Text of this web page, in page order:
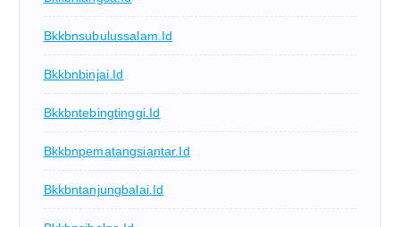
Bkkbnsubulussalam.id
Bkkbnbinjai.id
Bkkbntebingtinggi.id
Bkkbnpematangsiantar.id
Bkkbntanjungbalai.id